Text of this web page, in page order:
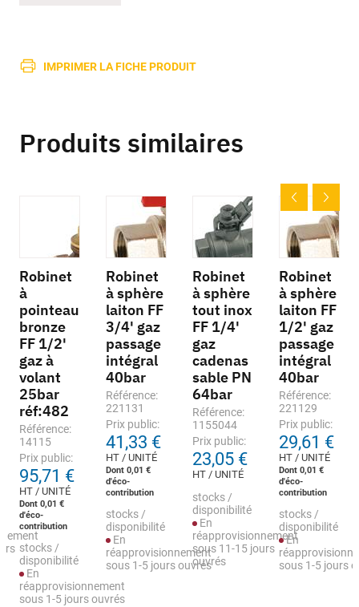
IMPRIMER LA FICHE PRODUIT
Produits similaires
Robinet
à
pointeau
bronze
FF 1/2'
gaz à
volant
25bar
réf:482
Référence:
14115
Prix public:
95,71 €
HT / UNITÉ
Dont 0,01 €
d'éco-
contribution
stocks /
disponibilité
En
réapprovisionnement
sous 1-5 jours ouvrés
Robinet
à sphère
laiton FF
3/4' gaz
passage
intégral
40bar
Référence:
221131
Prix public:
41,33 €
HT / UNITÉ
Dont 0,01 €
d'éco-
contribution
stocks /
disponibilité
En
réapprovisionnement
sous 1-5 jours ouvrés
Robinet
à sphère
tout inox
FF 1/4'
gaz
cadenas
sable PN
64bar
Référence:
1155044
Prix public:
23,05 €
HT / UNITÉ
stocks /
disponibilité
En
réapprovisionnement
sous 11-15 jours
ouvrés
Robinet
à sphère
laiton FF
1/2' gaz
passage
intégral
40bar
Référence:
221129
Prix public:
29,61 €
HT / UNITÉ
Dont 0,01 €
d'éco-
contribution
stocks /
disponibilité
En
sous 1-5 jours